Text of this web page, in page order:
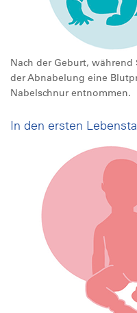
Nach der Geburt,
der Abnabelung eine
Nabelschnur entnommen.
In den ersten